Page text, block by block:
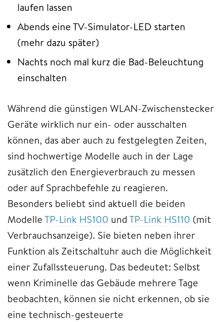
laufen lassen
Abends eine TV-Simulator-LED starten
(mehr dazu später)
Nachts noch mal kurz die Bad-Beleuchtung
einschalten
Während die günstigen WLAN-Zwischenstecker
Geräte wirklich nur ein- oder ausschalten
können, das aber auch zu festgelegten Zeiten,
sind hochwertige Modelle auch in der Lage
zusätzlich den Energieverbrauch zu messen
oder auf Sprachbefehle zu reagieren.
Besonders beliebt sind aktuell die beiden
ModelleTP-Link HS100 undTP-Link HS110 (mit
Verbrauchsanzeige). Sie bieten neben ihrer
Funktion als Zeitschaltuhr auch die Möglichkeit
einer Zufallssteuerung. Das bedeutet: Selbst
wenn Kriminelle das Gebäude mehrere Tage
beobachten, können sie nicht erkennen, ob sie
eine technisch-gesteuerte